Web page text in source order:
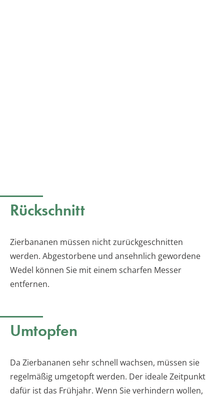
Rückschnitt
Zierbananen müssen nicht zurückgeschnitten
werden. Abgestorbene und ansehnlich gewordene
Wedel können Sie mit einem scharfen Messer
entfernen.
Umtopfen
Da Zierbananen sehr schnell wachsen, müssen sie
regelmäßig umgetopft werden. Der ideale Zeitpunkt
dafür ist das Frühjahr. Wenn Sie verhindern wollen,